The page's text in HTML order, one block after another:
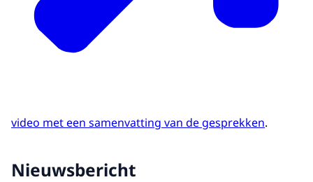
video met een samenvatting van de gesprekken.
Nieuwsbericht